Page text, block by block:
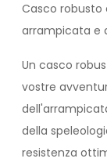
Casco robusto
arrampicata e
Un casco
vostre
della
resistenza